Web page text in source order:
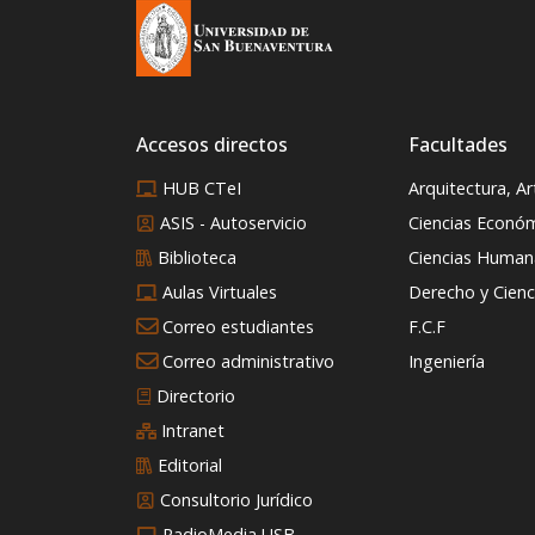
Accesos directos
HUB CTeI
ASIS - Autoservicio
Biblioteca
Aulas Virtuales
Correo estudiantes
Correo administrativo
Directorio
Intranet
Editorial
Consultorio Jurídico
Facultades
Arquitectura,
Ciencias
Ciencias
Derecho y
F.C.F
Ingeniería